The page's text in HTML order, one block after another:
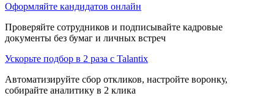
Оформляйте кандидатов онлайн
Проверяйте сотрудников и подписывайте кадровые
документы без бумаг и личных встреч
Ускорьте подбор в 2 раза с Talantix
Автоматизируйте сбор откликов, настройте воронку,
собирайте аналитику в 2 клика